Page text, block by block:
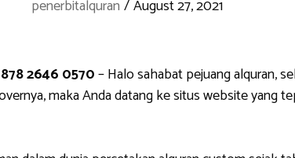
penerbitalquran /August 27, 2021
2646 0570– Halo sahabat pejuang alquran,
maka Anda datang ke situs website yang